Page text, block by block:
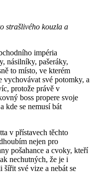
strašlivého kouzla a
impéria
násilníky, pašeráky,
to místo, ve kterém
vychovávat své potomky, a
protože právě v
boss propere svoje
kde se nemusí bát
v přístavech těchto
nejen pro
pošahance a cvoky, kteří
nechutných, že je i
své vize a nebát se